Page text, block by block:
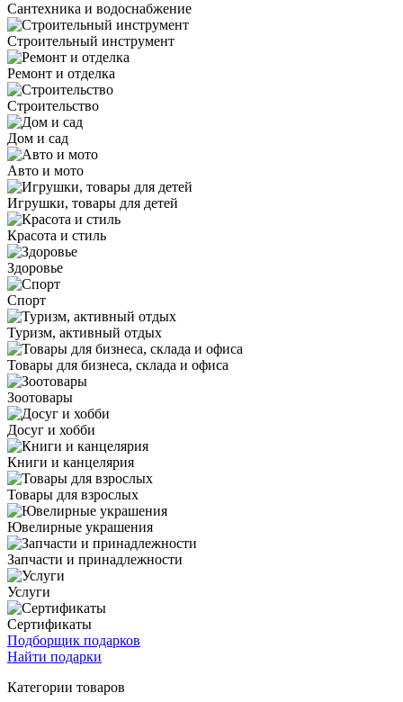
Сантехника и водоснабжение
Строительный инструмент
Ремонт и отделка
Строительство
Дом и сад
Авто и мото
Игрушки, товары для детей
Красота и стиль
Здоровье
Спорт
Туризм, активный отдых
Товары для бизнеса, склада и офиса
Зоотовары
Досуг и хобби
Книги и канцелярия
Товары для взрослых
Ювелирные украшения
Запчасти и принадлежности
Услуги
Сертификаты
Подборщик подарков
Найти подарки
Категории товаров